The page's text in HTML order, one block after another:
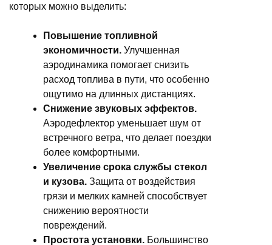
которых можно выделить:
Повышение топливной
экономичности. Улучшенная
аэродинамика помогает снизить
расход топлива в пути, что особенно
ощутимо на длинных дистанциях.
Снижение звуковых эффектов.
Аэродефлектор уменьшает шум от
встречного ветра, что делает поездки
более комфортными.
Увеличение срока службы стекол
и кузова. Защита от воздействия
грязи и мелких камней способствует
снижению вероятности
повреждений.
Простота установки. Большинство